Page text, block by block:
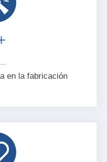
en la fabricación